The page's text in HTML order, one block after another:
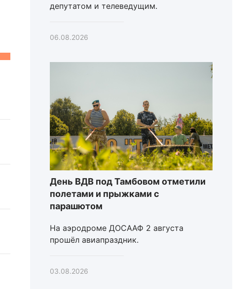
депутатом и телеведущим.
06.08.2026
День ВДВ под Тамбовом отметили
полетами и прыжками с
парашютом
На аэродроме ДОСААФ 2 августа
прошёл авиапраздник.
03.08.2026